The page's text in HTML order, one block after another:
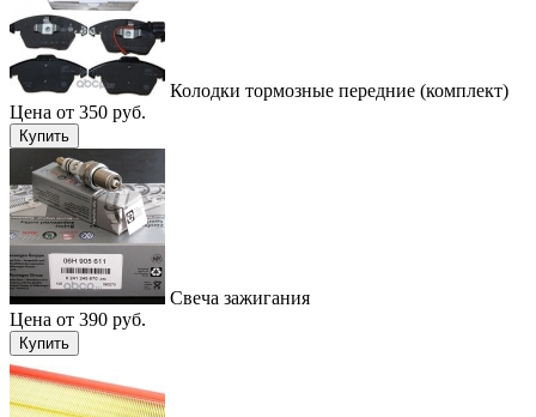
Колодки тормозные передние (комплект)
Цена от 350 руб.
Купить
Свеча зажигания
Цена от 390 руб.
Купить